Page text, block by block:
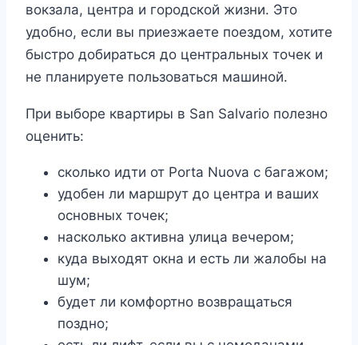
вокзала, центра и городской жизни. Это
удобно, если вы приезжаете поездом, хотите
быстро добираться до центральных точек и
не планируете пользоваться машиной.
При выборе квартиры в San Salvario полезно
оценить:
сколько идти от Porta Nuova с багажом;
удобен ли маршрут до центра и ваших
основных точек;
насколько активна улица вечером;
куда выходят окна и есть ли жалобы на
шум;
будет ли комфортно возвращаться
поздно;